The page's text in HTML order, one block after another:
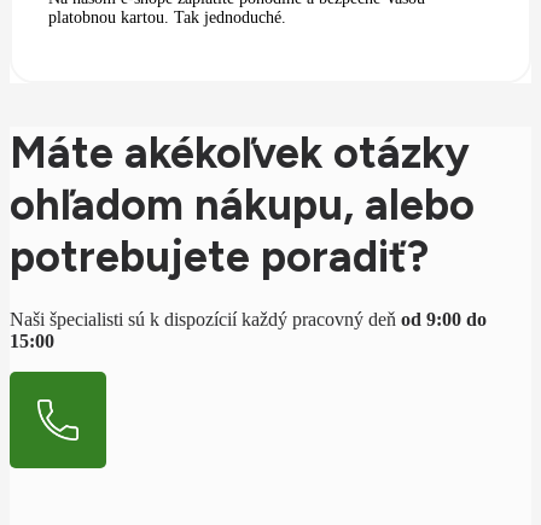
platobnou kartou. Tak jednoduché.
Máte akékoľvek otázky
ohľadom nákupu, alebo
potrebujete poradiť?
Naši špecialisti sú k dispozícií každý pracovný deň od 9:00 do
15:00